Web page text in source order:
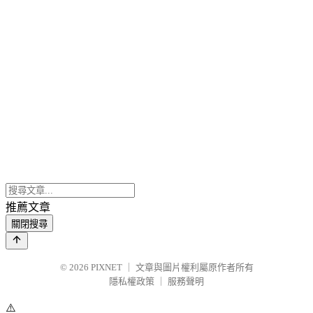
推薦文章
關閉搜尋
© 2026 PIXNET
文章與圖片權利屬原作者所有
隱私權政策
服務聲明
⚠️